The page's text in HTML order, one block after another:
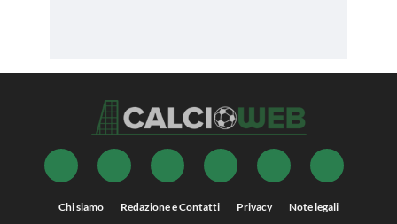
Chi siamo Redazione e Contatti Privacy Note legali